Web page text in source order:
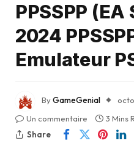
PPSSPP (EA
2024
Emulateur
ByGameGenial
Un commentaire
3 Mins
Share